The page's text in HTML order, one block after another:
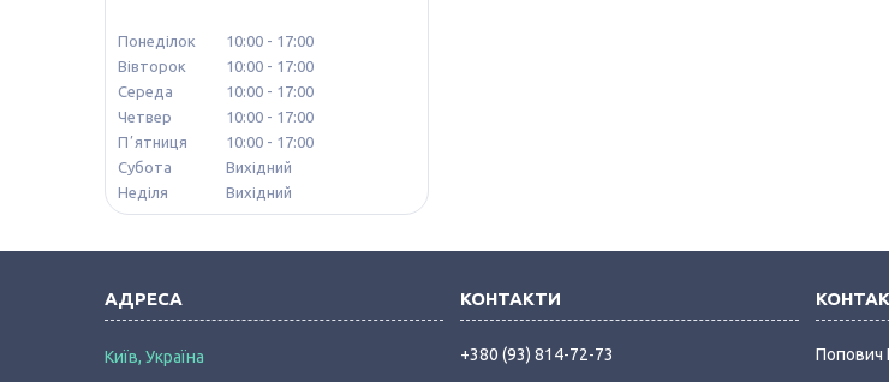
Понеділок 10:00
17:00
Вівторок
10:00
17:00
Середа
10:00
17:00
Четвер
10:00
17:00
Пʼятниця
10:00
17:00
Субота
Вихідний
Неділя
Вихідний
Київ, Україна +380 (93) 814-72-73 Попович